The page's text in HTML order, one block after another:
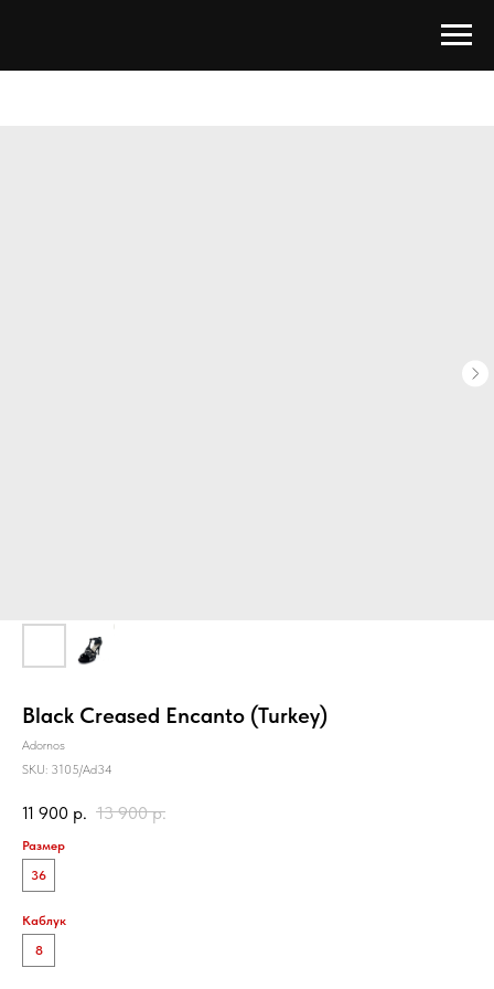
Black Creased Encanto (Turkey)
Adornos
SKU: 3105/Ad34
11 900 р. 13 900 р.
Размер
36
Каблук
8